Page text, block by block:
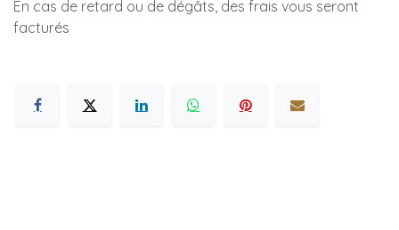
En cas de retard ou de dégâts, des frais vous seront
facturés